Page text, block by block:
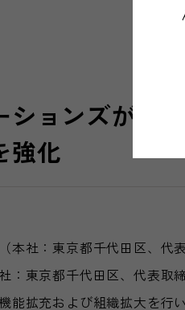
ションズが新
強化
本社：東京都千代田区、代
：東京都千代田区、代表取
能拡充および組織拡大を行